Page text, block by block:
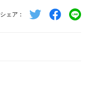
シェア